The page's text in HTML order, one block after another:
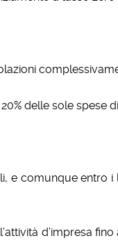
delle sole spese
comunque entro i
d’impresa fino